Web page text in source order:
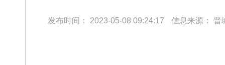
发布时间： 2023-05-08 09:24:17 信息来源： 晋